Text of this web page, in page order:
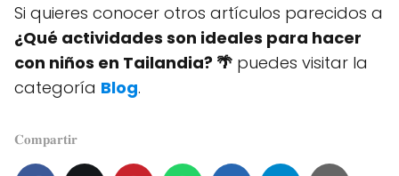
Si quieres conocer otros artículos parecidos a
¿Qué actividades son ideales para hacer
con niños en Tailandia? 🌴 puedes visitar la
categoría Blog.
𝐂𝐨𝐦𝐩𝐚𝐫𝐭𝐢𝐫